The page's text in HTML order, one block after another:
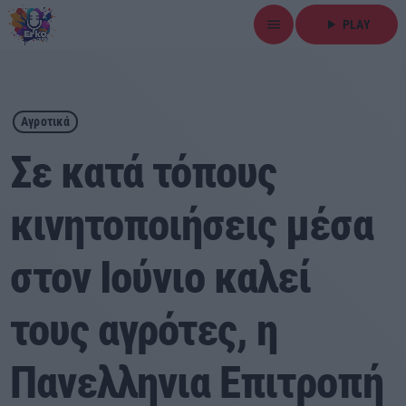
menu play_arrow PLAY
close
play_arrow ΕΡΚΟ
Αρχική
Εκπομπές
Τοπικά Νέα
Αθλητικά
Αγροτικά
Σε κατά τόπους
κινητοποιήσεις μέσα
στον Ιούνιο καλεί
τους αγρότες, η
Πανελληνια Επιτροπή